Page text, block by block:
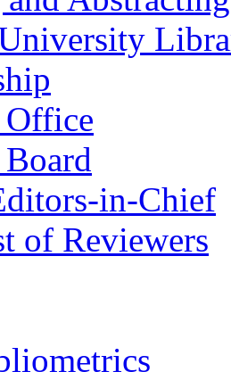
in-Chief
of Reviewers